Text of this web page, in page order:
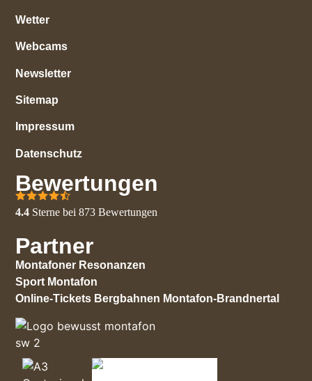
Wetter
Webcams
Newsletter
Sitemap
Impressum
Datenschutz
Bewertungen
4.4 Sterne bei873Bewertungen
Partner
Montafoner Resonanzen
Sport Montafon
Online-Tickets Bergbahnen Montafon-Brandnertal